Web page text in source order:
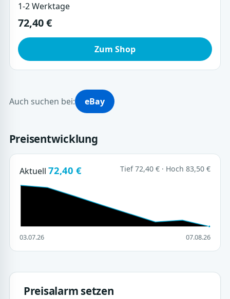
1-2 Werktage
72,40 €
Zum Shop
Auch suchen bei: eBay
Preisentwicklung
Aktuell 72,40 € Tief 72,40 € · Hoch 83,50 €
03.07.26 07.08.26
Preisalarm setzen